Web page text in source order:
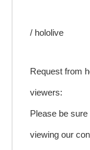
/ hololive
Request from
viewers:
Please be
viewing our